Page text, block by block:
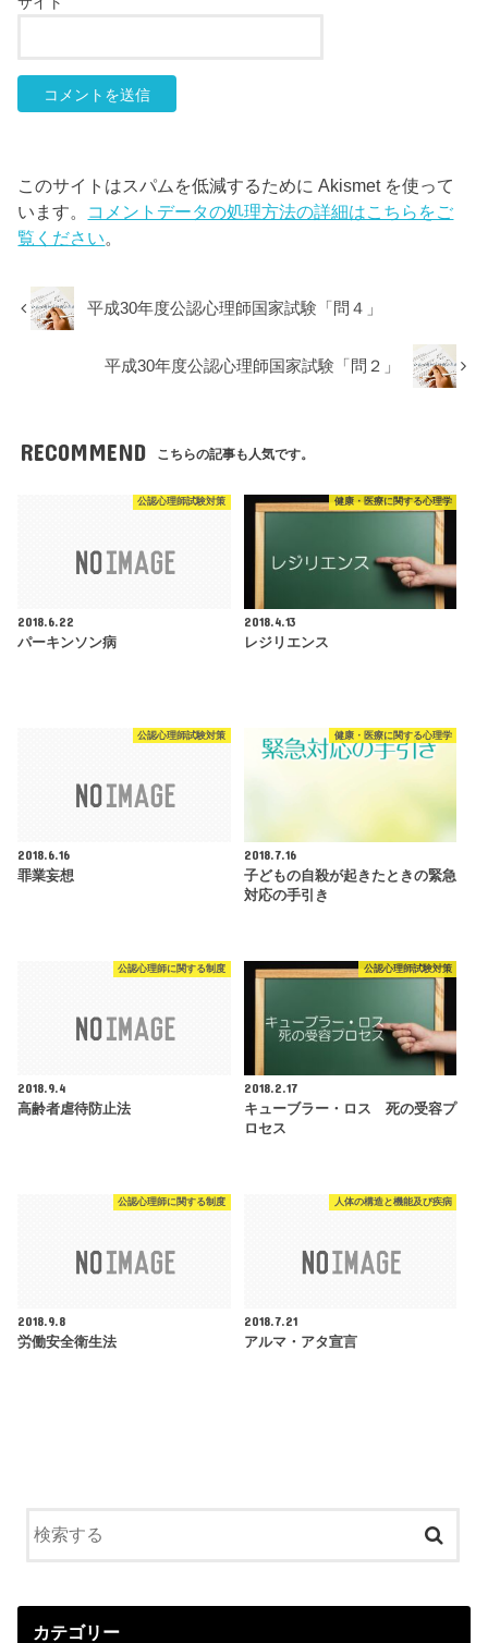
このサイトはスパムを低減するために Akismet を使って
います。 コメントデータの処理方法の詳細はこちらをご
覧ください。
平成30年度公認心理師国家試験「問４」
平成30年度公認心理師国家試験「問２」
RECOMMEND こちらの記事も人気です。
公認心理師試験対策
2018.6.22
パーキンソン病
健康・医療に関する心理学
2018.4.13
レジリエンス
公認心理師試験対策
2018.6.16
罪業妄想
健康・医療に関する心理学
2018.7.16
子どもの自殺が起きたときの緊急
対応の手引き
公認心理師に関する制度
2018.9.4
高齢者虐待防止法
公認心理師試験対策
2018.2.17
キューブラー・ロス 死の受容プ
ロセス
公認心理師に関する制度
2018.9.8
労働安全衛生法
人体の構造と機能及び疾病
2018.7.21
アルマ・アタ宣言
カテゴリー